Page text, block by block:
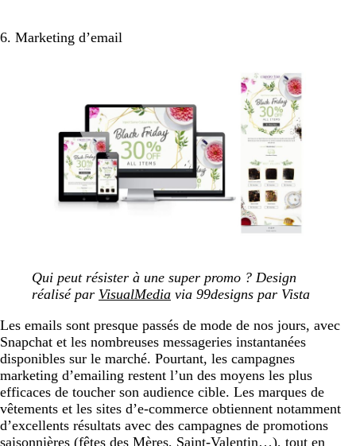
6. Marketing d’email
Qui peut résister à une super promo ? Design
réalisé par VisualMedia via 99designs par Vista
Les emails sont presque passés de mode de nos jours, avec
Snapchat et les nombreuses messageries instantanées
disponibles sur le marché. Pourtant, les campagnes
marketing d’emailing restent l’un des moyens les plus
efficaces de toucher son audience cible. Les marques de
vêtements et les sites d’e-commerce obtiennent notamment
d’excellents résultats avec des campagnes de promotions
saisonnières (fêtes des Mères, Saint-Valentin…), tout en